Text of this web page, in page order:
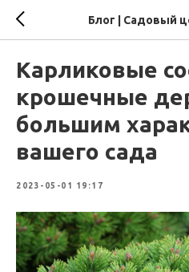
Блог | Садовый
Карликовые
крошечные
большим
вашего сада
2023-05-01 19:17